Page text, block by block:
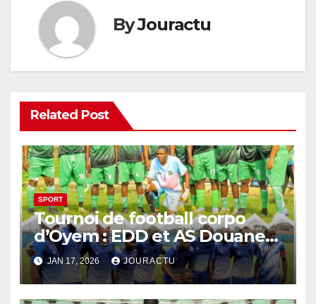
ByJouractu
Related Post
SPORT
Tournoi de football corpo
d’Oyem : EDD et AS Douanes
en finale
JAN 17, 2026 JOURACTU